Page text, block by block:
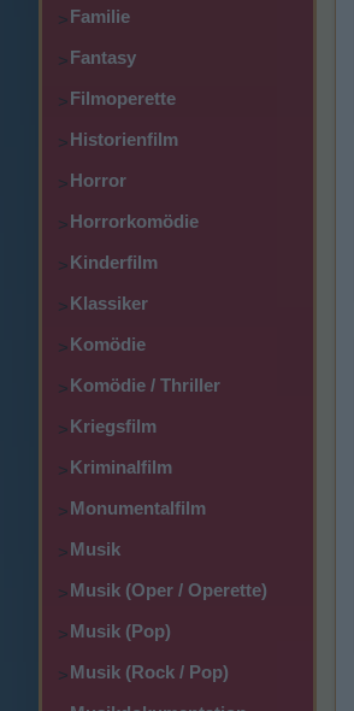
>Familie
>Fantasy
>Filmoperette
>Historienfilm
>Horror
>Horrorkomödie
>Kinderfilm
>Klassiker
>Komödie
>Komödie / Thriller
>Kriegsfilm
>Kriminalfilm
>Monumentalfilm
>Musik
>Musik (Oper / Operette)
>Musik (Pop)
>Musik (Rock / Pop)